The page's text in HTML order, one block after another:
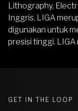
Lithography,
Inggris. LIGA
digunakan untuk
presisi tinggi.
GET IN THE LOOP